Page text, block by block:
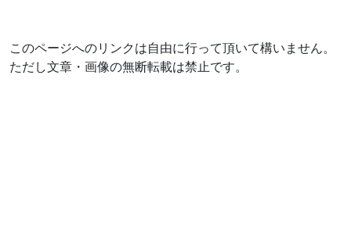
このページへのリンクは自由に行って頂いて構いません。
ただし文章・画像の無断転載は禁止です。